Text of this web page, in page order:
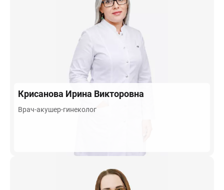
Крисанова Ирина Викторовна
Врач-акушер-гинеколог